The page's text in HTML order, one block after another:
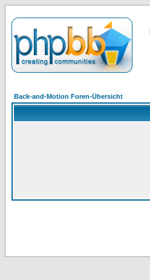
Back-and-Motion Foren-Übersicht